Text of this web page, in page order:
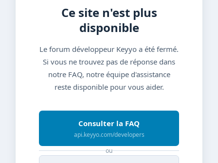
Ce site n'est plus
disponible
Le forum développeur Keyyo a été fermé.
Si vous ne trouvez pas de réponse dans
notre FAQ, notre équipe d'assistance
reste disponible pour vous aider.
Consulter la FAQ
api.keyyo.com/developers
ou